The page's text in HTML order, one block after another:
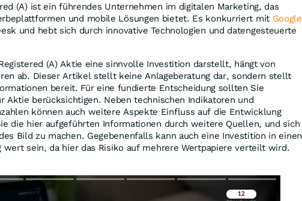
(A) ist ein führendes Unternehmen im digitalen Marketing, das
und mobile Lösungen bietet. Es konkurriert mit Google
und hebt sich durch innovative Technologien und datengesteuerte
(A) Aktie eine sinnvolle Investition darstellt, hängt von
ab. Dieser Artikel stellt keine Anlageberatung dar, sondern stellt
bereit. Für eine fundierte Entscheidung sollten Sie
Aktie berücksichtigen. Neben technischen Indikatoren und
können auch weitere Aspekte Einfluss auf die Entwicklung
die hier aufgeführten Informationen durch weitere Quellen, und sich
Bild zu machen. Gegebenenfalls kann auch eine Investition in einen
wert sein, da hier das Risiko auf mehrere Wertpapiere verteilt wird.